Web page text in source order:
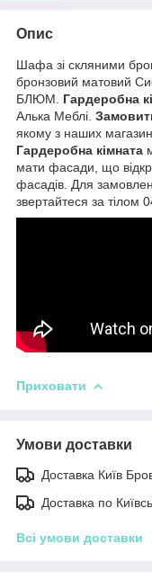
Опис
Шафа зі скляними
бронзовий матовий
БЛЮМ. Гардеробна
Алька Меблі.
якому з наших
Гардеробна кімната
мати фасади, що
фасадів. Для
звертайтеся за тілом
Приховати
Умови доставки
Доставка Київ
Доставка по
Всі умови доставки